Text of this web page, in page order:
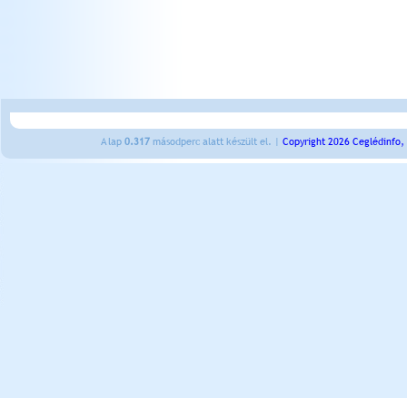
A lap 0.317 másodperc alatt készült el. | Copyright 2026